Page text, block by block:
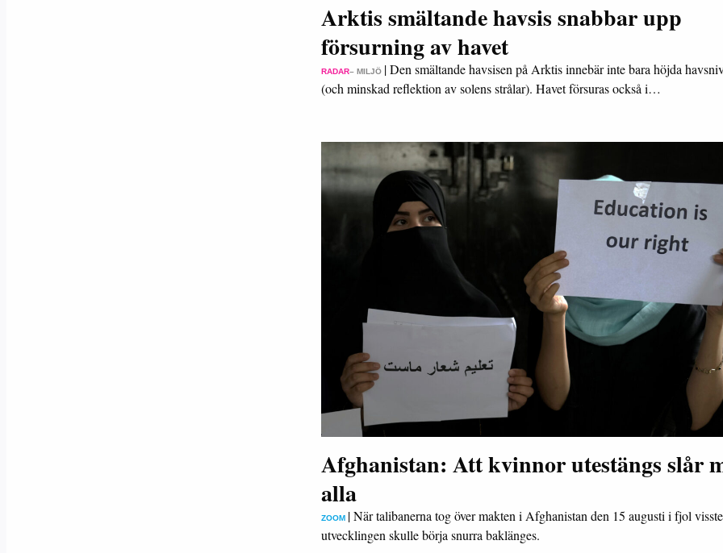
Arktis smältande havsis snabbar upp
försurning av havet
RADAR– MILJÖ |Den smältande havsisen på Arktis innebär inte bara höjda
(och minskad reflektion av solens strålar). Havet försuras också i…
Afghanistan: Att kvinnor utestängs slår
alla
ZOOM |När talibanerna tog över makten i Afghanistan den 15 augusti i fjol
utvecklingen skulle börja snurra baklänges.